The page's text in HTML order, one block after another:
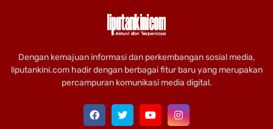
Dengan kemajuan informasi dan perkembangan sosial media,
liputankini.com hadir dengan berbagai fitur baru yang merupakan
percampuran komunikasi media digital.